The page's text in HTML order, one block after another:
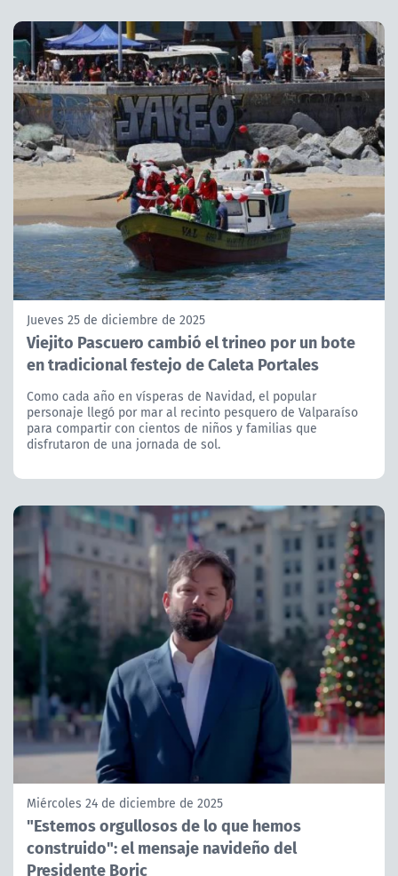
Jueves 25 de diciembre de 2025
Viejito Pascuero cambió el trineo por un bote
en tradicional festejo de Caleta Portales
Como cada año en vísperas de Navidad, el popular
personaje llegó por mar al recinto pesquero de Valparaíso
para compartir con cientos de niños y familias que
disfrutaron de una jornada de sol.
Miércoles 24 de diciembre de 2025
"Estemos orgullosos de lo que hemos
construido": el mensaje navideño del
Presidente Boric